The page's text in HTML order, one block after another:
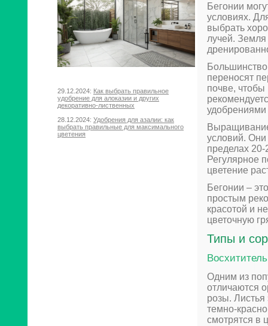
29.12.2024: Как выбрать правильное
удобрение для алоказии и других
декоративно-лиственных
28.12.2024: Удобрения для азалии: как
выбрать правильные для максимального
цветения
Бегонии
условиях.
выбрать
лучей.
переносят
почве, чтобы
удобрениями
условий. Они
пределах
Регулярное
цветение
Бегонии –
простым
красотой и
цветочную
Типы и
Одним из
отличаются
розы. Листья
темно-
смотрятся в